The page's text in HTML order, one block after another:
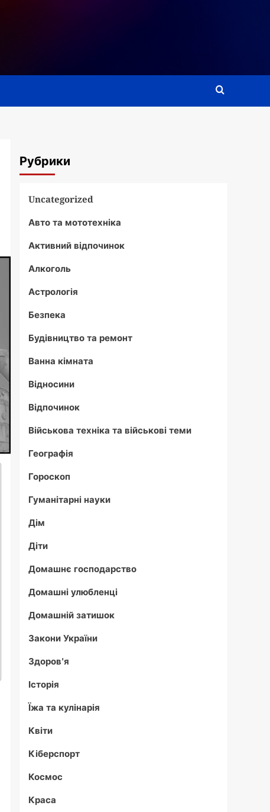
Рубрики
Uncategorized
Авто та мототехніка
Активний відпочинок
Алкоголь
Астрологія
Безпека
Будівництво та ремонт
Ванна кімната
Відносини
Відпочинок
Військова техніка та військові теми
Географія
Гороскоп
Гуманітарні науки
Дім
Діти
Домашнє господарство
Домашні улюбленці
Домашній затишок
Закони України
Здоров'я
Історія
Їжа та кулінарія
Квіти
Кіберспорт
Космос
Краса